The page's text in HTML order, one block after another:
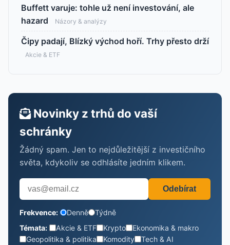
Buffett varuje: tohle už není investování, ale
hazard
Názory & analýzy
Čipy padají, Blízký východ hoří. Trhy přesto drží
Akcie & ETF
Novinky z trhů do vaší
schránky
Žádný spam. Jen to nejdůležitější z investičního
světa, kdykoliv se odhlásíte jedním klikem.
Odebírat
Frekvence: Denně
Týdně
Témata:
Akcie & ETF Krypto
Ekonomika & makro
Geopolitika & politika
Komodity
Tech & AI